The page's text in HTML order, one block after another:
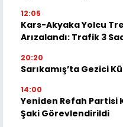
12:05
Kars-Akyaka Yolcu
Arızalandı: Trafik 3
20:20
Sarıkamış’ta Gezici
14:00
Yeniden Refah Partisi
Şaki Görevlendirildi